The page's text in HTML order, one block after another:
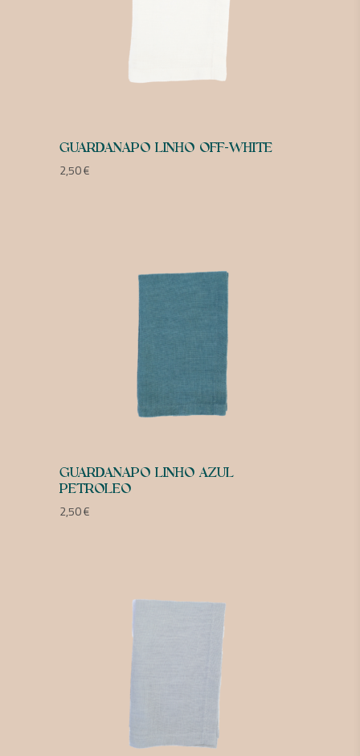
GUARDANAPO LINHO OFF-WHITE
2,50€
GUARDANAPO LINHO AZUL
PETROLEO
2,50€